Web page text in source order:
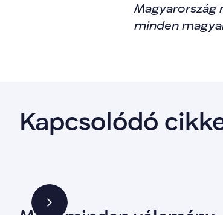
Magyarország
minden
Kapcsolódó